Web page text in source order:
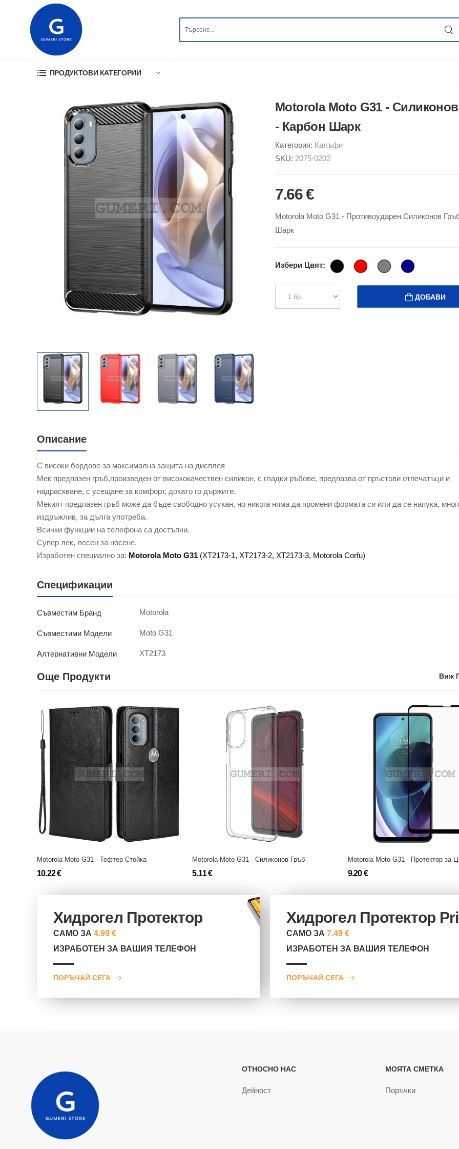
ПРОДУКТОВИ КАТЕГОРИИ
Motorola Moto G31 -
- Карбон Шарк
Категория: Калъфи
SKU: 2075-0202
7.66 €
Motorola Moto G31 - Противоударен Силиконов
Шарк
Избери Цвят:
ДОБАВИ
Описание
С високи бордове за максимална защита на дисплея
Мек предпазен гръб,произведен от висококачествен силикон, с гладки ръбове, предпазва от пръстови отпечатъци и
надраскване, с усещане за комфорт, докато го държите.
Мекият предпазен гръб може да бъде свободно усукан, но никога няма да промени формата си или да се напука,
издръжлив, за дълга употреба.
Всички функции на телефона са достъпни.
Супер лек, лесен за носене.
Изработен специално за: Motorola Moto G31 (XT2173-1, XT2173-2, XT2173-3, Motorola Corfu)
Спецификации
Съвместим Бранд Motorola
Съвместими Модели Moto G31
Алтернативни Модели XT2173
Още Продукти Виж
Motorola Moto G31 - Тефтер Стойка
10.22 €
Motorola Moto G31 - Силиконов Гръб
5.11 € 9.20 €
Хидрогел Протектор
САМО ЗА 4.99 €
ИЗРАБОТЕН ЗА ВАШИЯ ТЕЛЕФОН
ПОРЪЧАЙ СЕГА
Хидрогел Протектор
САМО ЗА 7.49 €
ИЗРАБОТЕН ЗА ВАШИЯ ТЕЛЕФОН
ПОРЪЧАЙ СЕГА
ОТНОСНО НАС
Дейност
МОЯТА СМЕТКА
Поръчки